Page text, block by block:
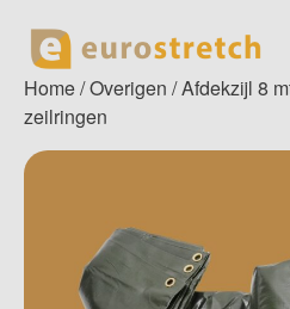
content
Home/Overigen / Afdekzijl 8
zeilringen